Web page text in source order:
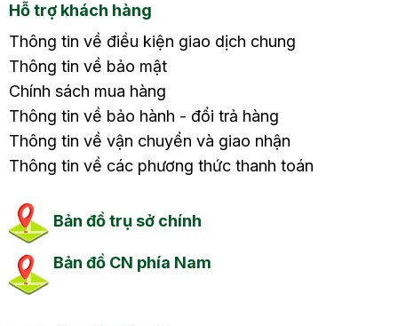
Hỗ trợ khách hàng
Thông tin về điều kiện giao dịch chung
Thông tin về bảo mật
Chính sách mua hàng
Thông tin về bảo hành - đổi trả hàng
Thông tin về vận chuyển và giao nhận
Thông tin về các phương thức thanh toán
Bản đồ trụ sở chính
Bản đồ CN phía Nam